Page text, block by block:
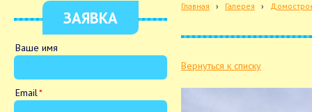
ЗАЯВКА
Ваше имя
Email
Главная › Галерея ›
Вернуться к списку